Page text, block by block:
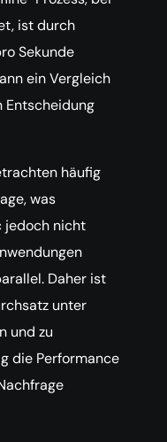
ist durch
Sekunde
ein Vergleich
Entscheidung
häufig
was
jedoch nicht
Daher ist
unter
und zu
die Performance